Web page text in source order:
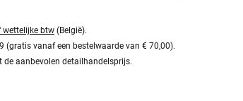
wettelijke btw (België).
(gratis vanaf een bestelwaarde van € 70,00).
de aanbevolen detailhandelsprijs.